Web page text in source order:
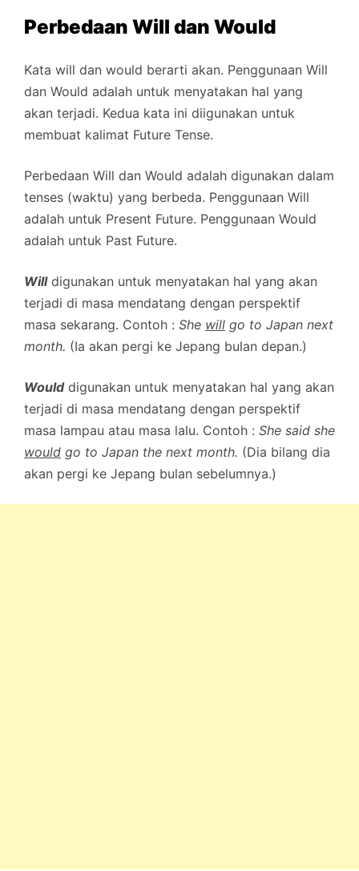
Perbedaan Will dan Would
Kata will dan would berarti akan. Penggunaan Will
dan Would adalah untuk menyatakan hal yang
akan terjadi. Kedua kata ini diigunakan untuk
membuat kalimat Future Tense.
Perbedaan Will dan Would adalah digunakan dalam
tenses (waktu) yang berbeda. Penggunaan Will
adalah untuk Present Future. Penggunaan Would
adalah untuk Past Future.
Willdigunakan untuk menyatakan hal yang akan
terjadi di masa mendatang dengan perspektif
masa sekarang. Contoh : She will go to Japan next
month. (Ia akan pergi ke Jepang bulan depan.)
Woulddigunakan untuk menyatakan hal yang akan
terjadi di masa mendatang dengan perspektif
masa lampau atau masa lalu. Contoh : She said she
would go to Japan the next month. (Dia bilang dia
akan pergi ke Jepang bulan sebelumnya.)